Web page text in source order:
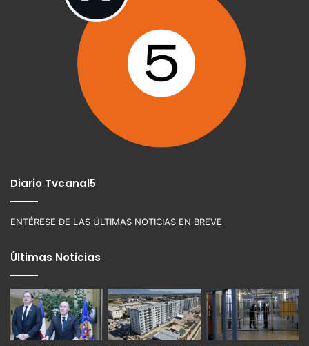
Diario Tvcanal5
ENTÉRESE DE LAS ÚLTIMAS NOTICIAS EN BREVE
Últimas Noticias